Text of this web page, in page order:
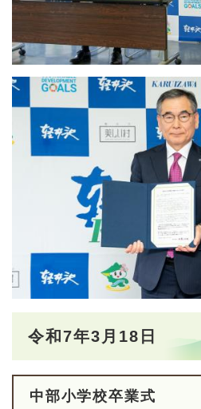
令和7年3月18日
中部小学校卒業式